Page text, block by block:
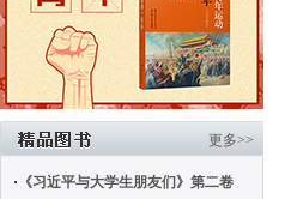
更多>>
· 《习近平与大学生朋友们》第二卷